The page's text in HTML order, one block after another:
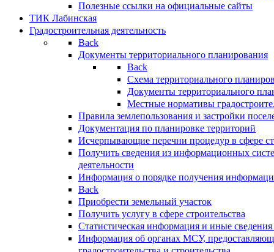
Полезные ссылки на официальные сайты
ТИК Лабинская
Градостроительная деятельность
Back
Документы территориального планирования
Back
Схема территориального
Документы территориального
Местные нормативы
Правила землепользования и застройки
Документация по планировке территорий
Исчерпывающие перечни процедур в сфере
Получить сведения из информационных
деятельности
Информация о порядке получения
Back
Приобрести земельный участок
Получить услугу в сфере строительства
Статистическая информация и иные сведения
Информация об органах МСУ,